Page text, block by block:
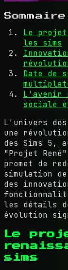
Sommaire
Le
les sims
Date de
L'avenir
sociale
L'univers
une
des Sims 5,
"Projet
promet de
simulation
des
les détails de
évolution
Le
sims